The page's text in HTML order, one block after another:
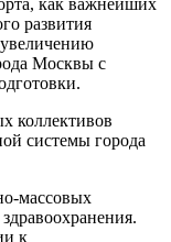
развития
увеличению
Москвы с
коллективов
системы города
массовых
к